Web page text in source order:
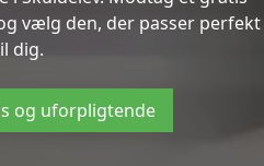
vælg den, der passer perfekt
dig.
og uforpligtende